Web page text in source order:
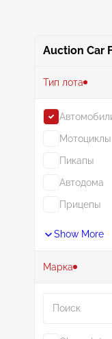
Auction Car
Тип лота
Мотоциклы
Пикапы
Автодома
Прицепы
Show More
Марка